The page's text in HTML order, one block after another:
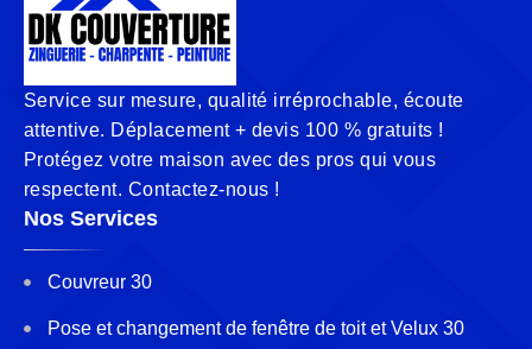
Service sur mesure, qualité irréprochable, écoute
attentive. Déplacement + devis 100 % gratuits !
Protégez votre maison avec des pros qui vous
respectent. Contactez-nous !
Nos Services
Couvreur 30
Pose et changement de fenêtre de toit et Velux 30